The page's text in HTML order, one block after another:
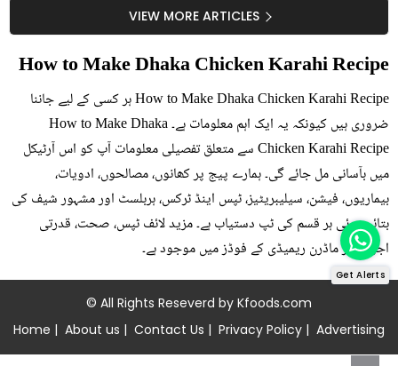
کیوں کھانا چاہیے؟
سستا اور قدرتی حلVIEW MORE ARTICLES
How to Make Dhaka Chicken Karahi Recipe
How to Make Dhaka Chicken Karahi Recipe ہر کسی کے لیے جاننا
ضروری ہیں کیونکہ یہ ایک اہم معلومات ہے۔ How to Make Dhaka
Chicken Karahi Recipe سے متعلق تفصیلی معلومات آپ کو اس آرٹیکل
میں بآسانی مل جائے گی۔ ہمارے پیج پر کھانوں، مصالحوں، ادویات،
بیماریوں، فیشن، سیلیبریٹیز، ٹپس اینڈ ٹرکس، ہربلسٹ اور مشہور شیف کی
بتائی ہوئی ہر قسم کی ٹپ دستیاب ہے۔ مزید لائف ٹپس، صحت، قدرتی
اجزاء اور ماڈرن ریمیڈی کے فوڈز میں موجود ہے۔
© All Rights Reseverd by Kfoods.com
Home | About us | Contact Us | Privacy Policy | Advertising
Get Alerts